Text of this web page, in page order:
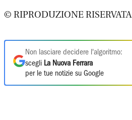
© RIPRODUZIONE RISERVATA
Non lasciare decidere l'algoritmo:
scegli La Nuova Ferrara
per le tue notizie su Google